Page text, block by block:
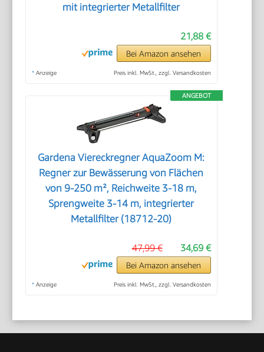
mit integrierter Metallfilter
21,88 €
Bei Amazon ansehen
* Anzeige Preis inkl. MwSt., zzgl. Versandkosten
ANGEBOT
Gardena Viereckregner AquaZoom M:
Regner zur Bewässerung von Flächen
von 9-250 m², Reichweite 3-18 m,
Sprengweite 3-14 m, integrierter
Metallfilter (18712-20)
34,69 €
47,99 €
Bei Amazon ansehen
* Anzeige Preis inkl. MwSt., zzgl. Versandkosten